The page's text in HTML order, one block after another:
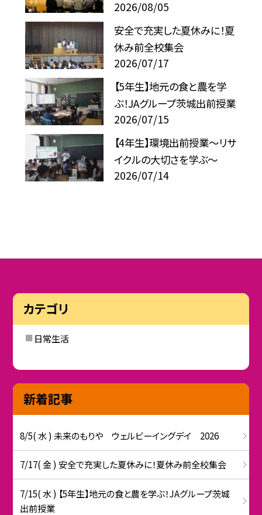
2026/08/05
安全で充実した夏休みに！夏
休み前全校集会
2026/07/17
【5年生】地元の食と農を学
ぶ！JAグループ茨城出前授業
2026/07/15
【4年生】環境出前授業〜リサ
イクルの大切さを学ぶ〜
2026/07/14
カテゴリ
日常生活
新着記事
8/5( 水 ) 未来のもりや ウェルビーイングデイ 2026
7/17( 金 ) 安全で充実した夏休みに！夏休み前全校集会
7/15( 水 ) 【5年生】地元の食と農を学ぶ！JAグループ茨城
出前授業